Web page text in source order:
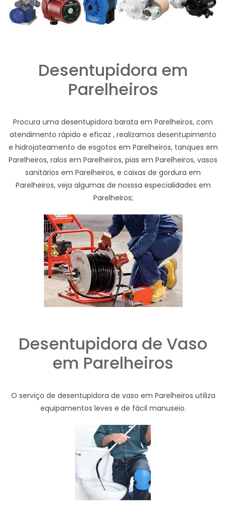
Desentupidora em
Parelheiros
Procura uma desentupidora barata em Parelheiros, com
atendimento rápido e eficaz , realizamos desentupimento
e hidrojateamento de esgotos em Parelheiros, tanques em
Parelheiros, ralos em Parelheiros, pias em Parelheiros, vasos
sanitários em Parelheiros, e caixas de gordura em
Parelheiros, veja algumas de nosssa especialidades em
Parelheiros;
Desentupidora de Vaso
em Parelheiros
O serviço de desentupidora de vaso em Parelheiros utiliza
equipamentos leves e de fácil manuseio.